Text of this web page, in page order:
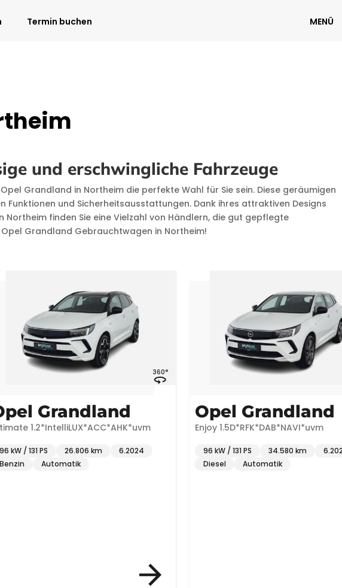
Termin buchen MENÜ
und erschwingliche Fahrzeuge
Grandland in Northeim die perfekte Wahl für Sie sein. Diese geräumigen
und Sicherheitsausstattungen. Dank ihres attraktiven Designs
finden Sie eine Vielzahl von Händlern, die gut gepflegte
Grandland Gebrauchtwagen in Northeim!
Grandland
26.806 km
6.2024
Automatik
Opel Grandland
Enjoy 1.5D*RFK*DAB*NAVI*uvm
96 kW / 131 PS 34.580 km
6.2024
Automatik